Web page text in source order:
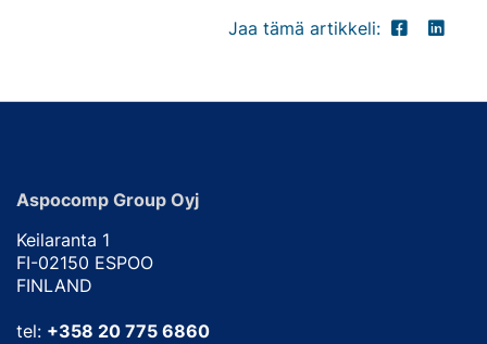
Jaa tämä artikkeli:
Aspocomp Group Oyj
Keilaranta 1
FI-02150 ESPOO
FINLAND
tel: +358 20 775 6860